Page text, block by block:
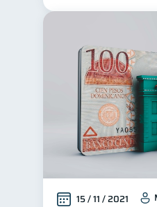
15 / 11 / 2021